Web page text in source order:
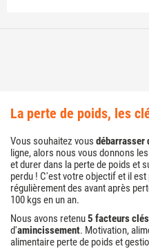
la perte de poids, les
Vous souhaitez vous débarrasser
ligne, alors nous vous donnons
et durer dans la perte de poids et
perdu ! C'est votre objectif et il
régulièrement des avant après
100 kgs en un an.
Nous avons retenu5 facteurs
d'amincissement. Motivation,
alimentaire perte de poids et